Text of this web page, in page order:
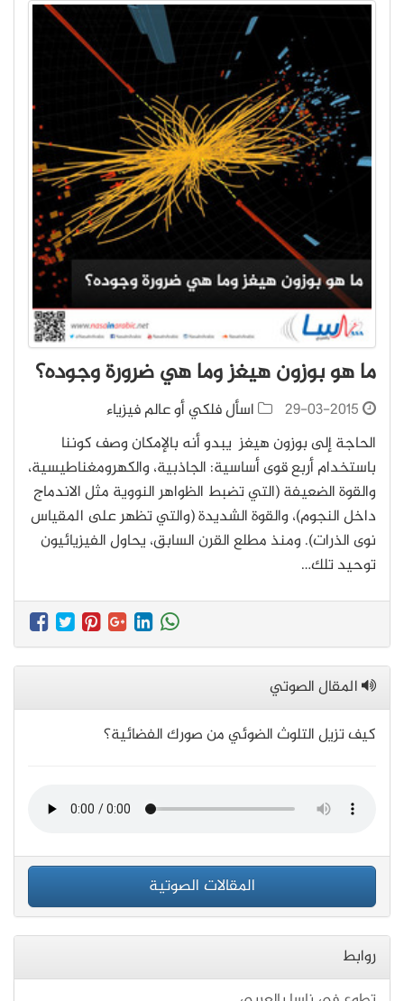
ما هو بوزون هيغز وما هي ضرورة وجوده؟
29-03-2015
اسأل فلكي أو عالم فيزياء
الحاجة إلى بوزون هيغز يبدو أنه بالإمكان وصف كوننا
باستخدام أربع قوى أساسية: الجاذبية، والكهرومغناطيسية،
والقوة الضعيفة (التي تضبط الظواهر النووية مثل الاندماج
داخل النجوم)، والقوة الشديدة (والتي تظهر على المقياس
نوى الذرات). ومنذ مطلع القرن السابق، يحاول الفيزيائيون
توحيد تلك…
المقال الصوتي
كيف تزيل التلوث الضوئي من صورك الفضائية؟
المقالات الصوتية
روابط